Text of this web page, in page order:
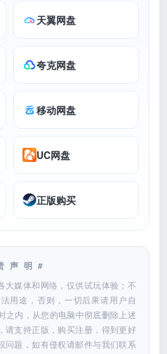
天翼网盘
夸克网盘
移动网盘
UC网盘
正版购买
声明#
大媒体和网络，仅供试玩体验；不
用途，否则，一切后果请用户自
之内，从您的电脑中彻底删除上述
请支持正版，购买注册，得到更好
问题，如有侵权请邮件与我们联系